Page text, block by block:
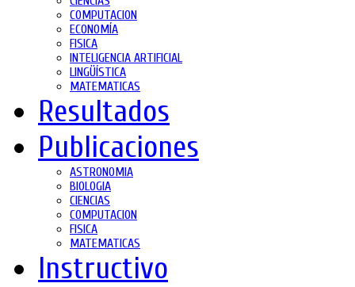
COMPUTACION
ECONOMÍA
FISICA
INTELIGENCIA ARTIFICIAL
LINGÜÍSTICA
MATEMATICAS
Resultados
Publicaciones
ASTRONOMIA
BIOLOGIA
CIENCIAS
COMPUTACION
FISICA
MATEMATICAS
Instructivo